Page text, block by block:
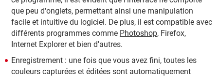
que peu d'onglets, permettant ainsi une manipulation
facile et intuitive du logiciel. De plus, il est compatible avec
différents programmes comme Photoshop, Firefox,
Internet Explorer et bien d'autres.
Enregistrement : une fois que vous avez fini, toutes les
couleurs capturées et éditées sont automatiquement